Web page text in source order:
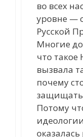
во всех
уровне —
Русской
Многие
что такое
вызвала
почему
защищать
Потому